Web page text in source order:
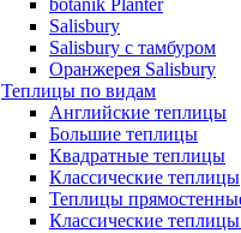
Salisbury
Salisbury с тамбуром
Оранжерея Salisbury
Теплицы по видам
Английские теплицы
Большие теплицы
Квадратные теплицы
Классические теплицы
Теплицы
Классические